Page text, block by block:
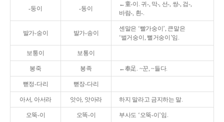
-둥이 -동이
←童-이. 귀-, 막-, 선-, 쌍-, 검-,
바람-, 흰-.
발가-숭이 발가-송이
센말은 ‘빨가숭이’, 큰말은
‘벌거숭이, 뻘거숭이’임.
보퉁이 보통이
봉죽 봉족 ←奉足. ~꾼, ~들다.
뻗정-다리 뻗장-다리
아서, 아서라 앗아, 앗아라 하지 말라고 금지하는 말.
오뚝-이 오똑-이 부사도 ‘오뚝-이’임.